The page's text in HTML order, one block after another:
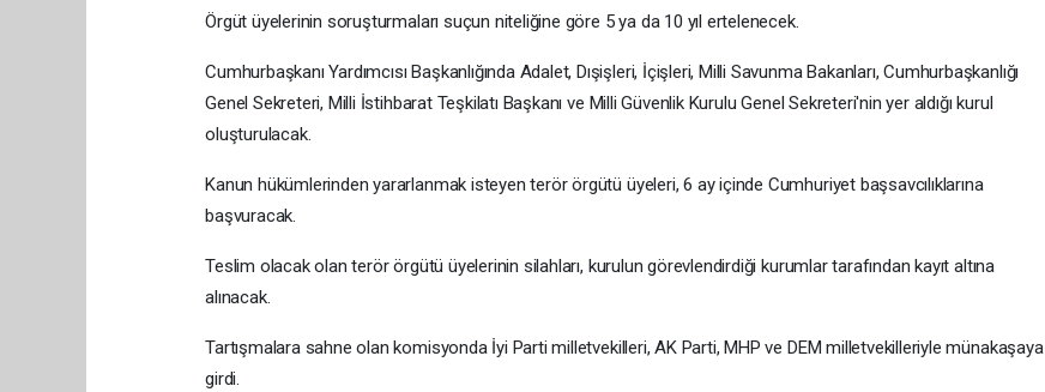
Örgüt üyelerinin soruşturmaları suçun niteliğine göre 5 ya da 10 yıl ertelenecek.
Cumhurbaşkanı Yardımcısı Başkanlığında Adalet, Dışişleri, İçişleri, Milli Savunma Bakanları, Cumhurbaşkanlığı
Genel Sekreteri, Milli İstihbarat Teşkilatı Başkanı ve Milli Güvenlik Kurulu Genel Sekreteri'nin yer aldığı kurul
oluşturulacak.
Kanun hükümlerinden yararlanmak isteyen terör örgütü üyeleri, 6 ay içinde Cumhuriyet başsavcılıklarına
başvuracak.
Teslim olacak olan terör örgütü üyelerinin silahları, kurulun görevlendirdiği kurumlar tarafından kayıt altına
alınacak.
Tartışmalara sahne olan komisyonda İyi Parti milletvekilleri, AK Parti, MHP ve DEM milletvekilleriyle münakaşaya
girdi.